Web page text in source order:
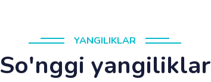
YANGILIKLAR
So'nggi yangiliklar